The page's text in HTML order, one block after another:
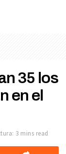
35 los
en el
3 mins read